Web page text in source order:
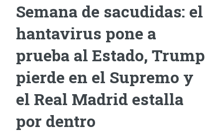
Semana de sacudidas: el
hantavirus pone a
prueba al Estado, Trump
pierde en el Supremo y
el Real Madrid estalla
por dentro